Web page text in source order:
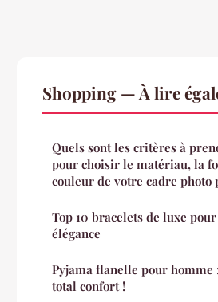
Shopping — À lire
Quels sont les critères à
pour choisir le matériau, la
couleur de votre cadre photo
Top 10 bracelets de luxe
élégance
Pyjama flanelle pour
total confort !